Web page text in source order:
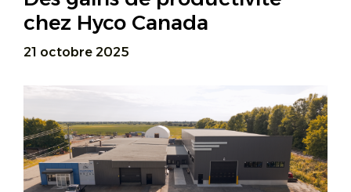
chez Hyco Canada
21 octobre 2025